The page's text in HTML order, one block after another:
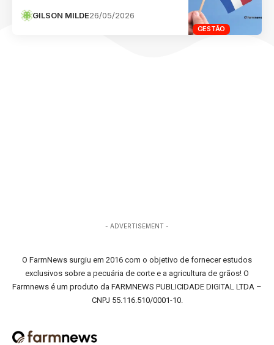
GESTÃO
GILSON MILDE26/05/2026
- ADVERTISEMENT -
O FarmNews surgiu em 2016 com o objetivo de fornecer estudos
exclusivos sobre a pecuária de corte e a agricultura de grãos! O
Farmnews é um produto da FARMNEWS PUBLICIDADE DIGITAL LTDA –
CNPJ 55.116.510/0001-10.